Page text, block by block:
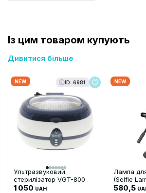
Із цим товаром купують
Дивитися більше
NEW ID: 6981
Ультразвуковий
стерилізатор VGT-800
1 050 UAH
NEW
Лампа
(Selfie
580,5